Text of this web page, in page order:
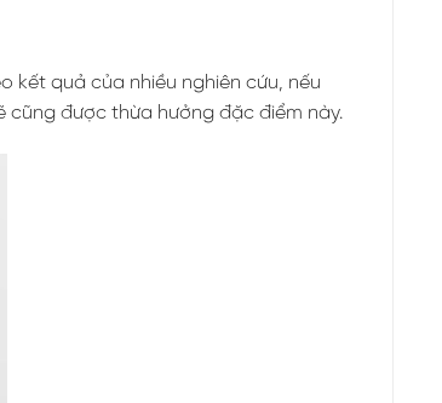
kết quả của nhiều nghiên cứu, nếu
được thừa hưởng đặc điểm này.